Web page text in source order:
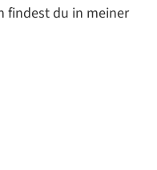
findest du in meiner